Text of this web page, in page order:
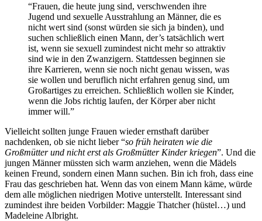
“Frauen, die heute jung sind, verschwenden ihre
Jugend und sexuelle Ausstrahlung an Männer, die es
nicht wert sind (sonst würden sie sich ja binden), und
suchen schließlich einen Mann, der’s tatsächlich wert
ist, wenn sie sexuell zumindest nicht mehr so attraktiv
sind wie in den Zwanzigern. Stattdessen beginnen sie
ihre Karrieren, wenn sie noch nicht genau wissen, was
sie wollen und beruflich nicht erfahren genug sind, um
Großartiges zu erreichen. Schließlich wollen sie Kinder,
wenn die Jobs richtig laufen, der Körper aber nicht
immer will.”
Vielleicht sollten junge Frauen wieder ernsthaft darüber
nachdenken, ob sie nicht lieber “so früh heiraten wie die
Großmütter und nicht erst als Großmütter Kinder kriegen”. Und die
jungen Männer müssten sich warm anziehen, wenn die Mädels
keinen Freund, sondern einen Mann suchen. Bin ich froh, dass eine
Frau das geschrieben hat. Wenn das von einem Mann käme, würde
dem alle möglichen niedrigen Motive unterstellt. Interessant sind
zumindest ihre beiden Vorbilder: Maggie Thatcher (hüstel…) und
Madeleine Albright.